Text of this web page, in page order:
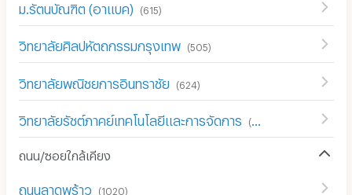
ม.รัตนบัณฑิต (อาแบค) (615)
วิทยาลัยศิลปหัตถกรรมกรุงเทพ (505)
วิทยาลัยพณิชยการอินทราชัย (624 )
วิทยาลัยรัชต์ภาคย์เทคโนโลยีและการจัดการ (612
ถนน/ซอยใกล้เคียง
ถนนลาดพร้าว (1020)